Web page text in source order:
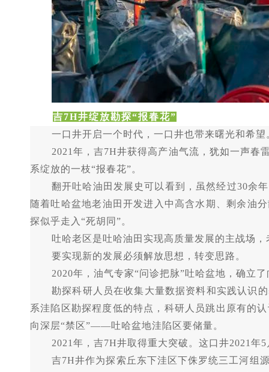
吉7H井绽放勘探“报春花”
一口井开启一个时代，一口井也带来曙光和希望
2021年，吉7H井获得高产油气流，犹如一声春
系绽放的一枝“报春花”。
翻开吐哈油田发展史可以看到，虽然经过30余
随着吐哈盆地老油田开发进入中高含水期、剩余油
探似乎走入“死胡同”。
吐哈老区是吐哈油田实现高质量发展的主战场
要实现新的发展必须解放思想，转变思路。
2020年，油气专家“问诊把脉”吐哈盆地，确立
勘探科研人员在收集大量数据资料和实践认识
系洼陷区勘探程度低的特点，科研人员跳出原有的
向深层“禁区”——吐哈盆地洼陷区要储量。
2021年，吉7H井取得重大突破。这口井2021年
吉7H井作为探索丘东下洼区下侏罗统三工河组